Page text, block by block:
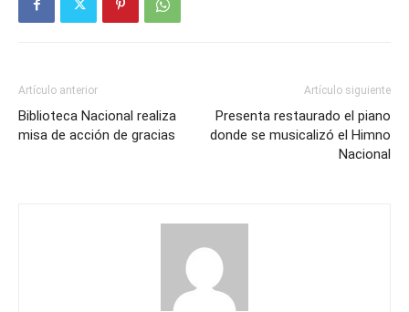
Artículo anterior
Biblioteca Nacional realiza
misa de acción de gracias
Artículo siguiente
Presenta restaurado el piano
donde se musicalizó el Himno
Nacional